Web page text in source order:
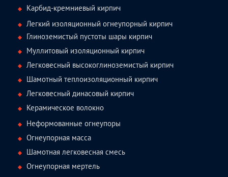
Карбид-кремниевый кирпич
Легкий изоляционный огнеупорный кирпич
Глиноземистый пустоты шары кирпич
Муллитовый изоляционный кирпич
Легковесный высокоглиноземистый кирпич
Шамотный теплоизоляционный кирпич
Легковесный динасовый кирпич
Керамическое волокно
Неформованные огнеупоры
Огнеупорная масса
Шамотная легковесная смесь
Огнеупорная мертель